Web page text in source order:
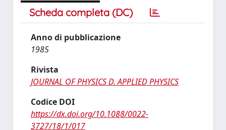
Scheda completa (DC)
Anno di pubblicazione
1985
Rivista
JOURNAL OF PHYSICS D. APPLIED PHYSICS
Codice DOI
https://dx.doi.org/10.1088/0022-
3727/18/1/017